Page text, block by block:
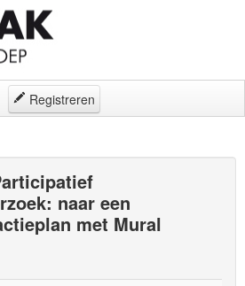
Registreren
naar een
met Mural